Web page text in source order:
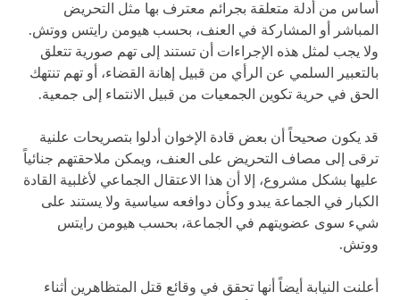
أساس من أدلة متعلقة بجرائم معترف بها مثل التحريض
المباشر أو المشاركة في العنف، بحسب هيومن رايتس ووتش.
ولا يجب لمثل هذه الإجراءات أن تستند إلى تهم صورية تتعلق
بالتعبير السلمي عن الرأي من قبيل إهانة القضاء، أو تهم تنتهك
الحق في حرية تكوين الجمعيات من قبيل الانتماء إلى جمعية.
قد يكون صحيحاً أن بعض قادة الإخوان أدلوا بتصريحات علنية
ترقى إلى مصاف التحريض على العنف، ويمكن ملاحقتهم جنائياً
عليها بشكل مشروع، إلا أن هذا الاعتقال الجماعي لأغلبية القادة
الكبار في الجماعة يبدو وكأن دوافعه سياسية ولا يستند على
شيء سوى عضويتهم في الجماعة، بحسب هيومن رايتس
ووتش.
أعلنت النيابة أيضاً أنها تحقق في وقائع قتل المتظاهرين أثناء